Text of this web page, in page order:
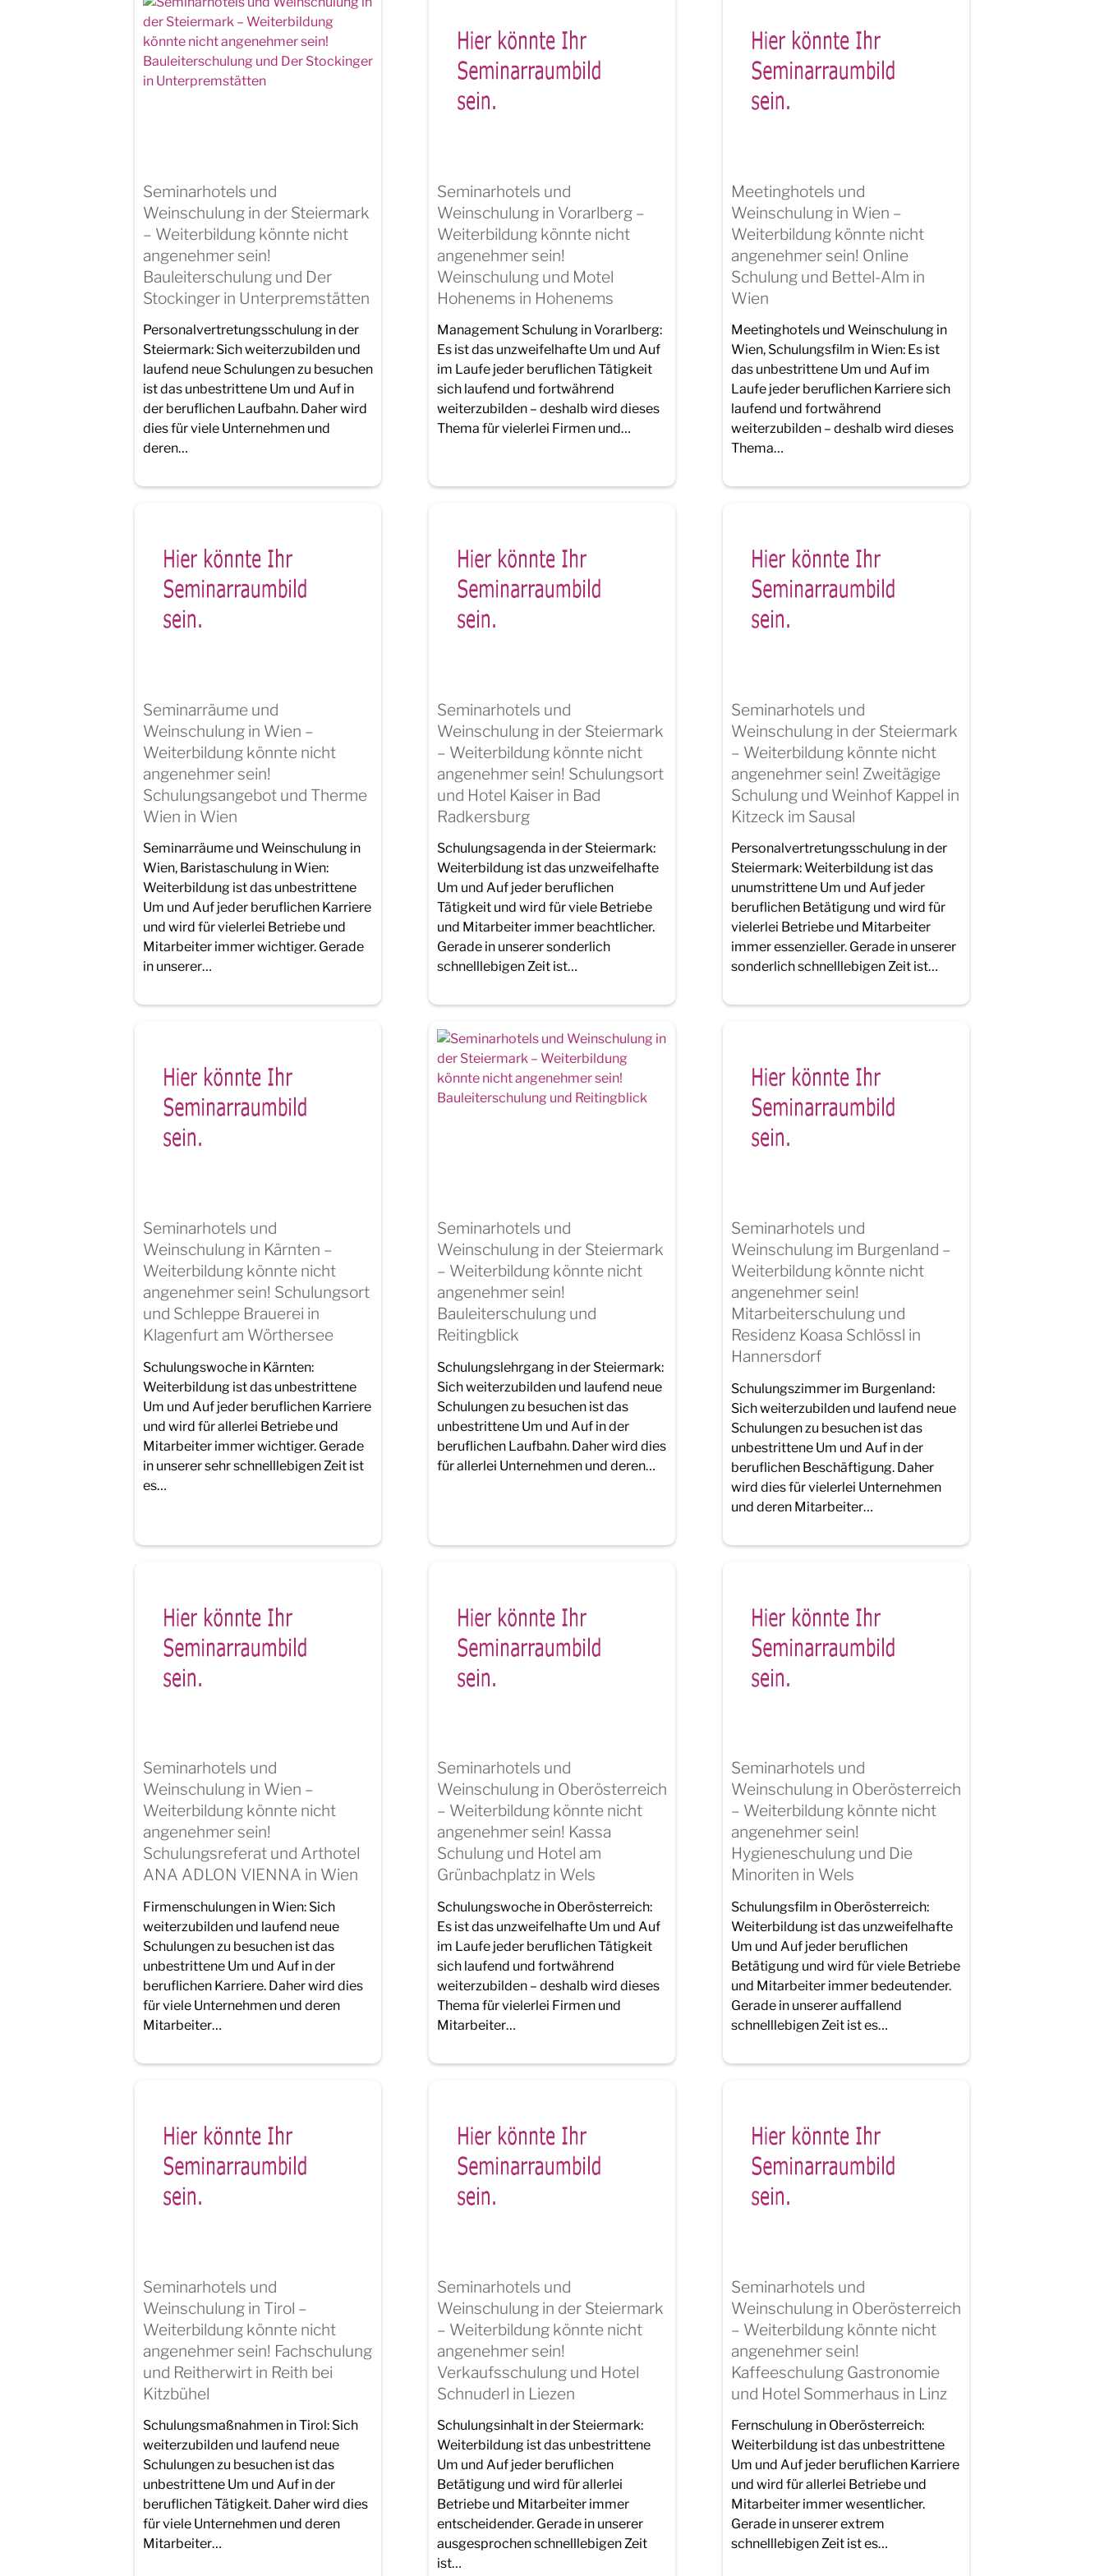
Seminarhotels und
Weinschulung in der Steiermark
– Weiterbildung könnte nicht
angenehmer sein!
Bauleiterschulung und Der
Stockinger in Unterpremstätten
Personalvertretungsschulung in der
Steiermark: Sich weiterzubilden und
laufend neue Schulungen zu besuchen
ist das unbestrittene Um und Auf in
der beruflichen Laufbahn. Daher wird
dies für viele Unternehmen und
deren…
Seminarhotels und
Weinschulung in Vorarlberg –
Weiterbildung könnte nicht
angenehmer sein!
Weinschulung und Motel
Hohenems in Hohenems
Management Schulung in Vorarlberg:
Es ist das unzweifelhafte Um und Auf
im Laufe jeder beruflichen Tätigkeit
sich laufend und fortwährend
weiterzubilden – deshalb wird dieses
Thema für vielerlei Firmen und…
Meetinghotels und
Weinschulung in Wien –
Weiterbildung könnte nicht
angenehmer sein! Online
Schulung und Bettel-Alm in
Wien
Meetinghotels und Weinschulung in
Wien, Schulungsfilm in Wien: Es ist
das unbestrittene Um und Auf im
Laufe jeder beruflichen Karriere sich
laufend und fortwährend
weiterzubilden – deshalb wird dieses
Thema…
Seminarräume und
Weinschulung in Wien –
Weiterbildung könnte nicht
angenehmer sein!
Schulungsangebot und Therme
Wien in Wien
Seminarräume und Weinschulung in
Wien, Baristaschulung in Wien:
Weiterbildung ist das unbestrittene
Um und Auf jeder beruflichen Karriere
und wird für vielerlei Betriebe und
Mitarbeiter immer wichtiger. Gerade
in unserer…
Seminarhotels und
Weinschulung in der Steiermark
– Weiterbildung könnte nicht
angenehmer sein! Schulungsort
und Hotel Kaiser in Bad
Radkersburg
Schulungsagenda in der Steiermark:
Weiterbildung ist das unzweifelhafte
Um und Auf jeder beruflichen
Tätigkeit und wird für viele Betriebe
und Mitarbeiter immer beachtlicher.
Gerade in unserer sonderlich
schnelllebigen Zeit ist…
Seminarhotels und
Weinschulung in der Steiermark
– Weiterbildung könnte nicht
angenehmer sein! Zweitägige
Schulung und Weinhof Kappel in
Kitzeck im Sausal
Personalvertretungsschulung in der
Steiermark: Weiterbildung ist das
unumstrittene Um und Auf jeder
beruflichen Betätigung und wird für
vielerlei Betriebe und Mitarbeiter
immer essenzieller. Gerade in unserer
sonderlich schnelllebigen Zeit ist…
Seminarhotels und
Weinschulung in Kärnten –
Weiterbildung könnte nicht
angenehmer sein! Schulungsort
und Schleppe Brauerei in
Klagenfurt am Wörthersee
Schulungswoche in Kärnten:
Weiterbildung ist das unbestrittene
Um und Auf jeder beruflichen Karriere
und wird für allerlei Betriebe und
Mitarbeiter immer wichtiger. Gerade
in unserer sehr schnelllebigen Zeit ist
es…
Seminarhotels und
Weinschulung in der Steiermark
– Weiterbildung könnte nicht
angenehmer sein!
Bauleiterschulung und
Reitingblick
Schulungslehrgang in der Steiermark:
Sich weiterzubilden und laufend neue
Schulungen zu besuchen ist das
unbestrittene Um und Auf in der
beruflichen Laufbahn. Daher wird dies
für allerlei Unternehmen und deren…
Seminarhotels und
Weinschulung im Burgenland –
Weiterbildung könnte nicht
angenehmer sein!
Mitarbeiterschulung und
Residenz Koasa Schlössl in
Hannersdorf
Schulungszimmer im Burgenland:
Sich weiterzubilden und laufend neue
Schulungen zu besuchen ist das
unbestrittene Um und Auf in der
beruflichen Beschäftigung. Daher
wird dies für vielerlei Unternehmen
und deren Mitarbeiter…
Seminarhotels und
Weinschulung in Wien –
Weiterbildung könnte nicht
angenehmer sein!
Schulungsreferat und Arthotel
ANA ADLON VIENNA in Wien
Firmenschulungen in Wien: Sich
weiterzubilden und laufend neue
Schulungen zu besuchen ist das
unbestrittene Um und Auf in der
beruflichen Karriere. Daher wird dies
für viele Unternehmen und deren
Mitarbeiter…
Seminarhotels und
Weinschulung in Oberösterreich
– Weiterbildung könnte nicht
angenehmer sein! Kassa
Schulung und Hotel am
Grünbachplatz in Wels
Schulungswoche in Oberösterreich:
Es ist das unzweifelhafte Um und Auf
im Laufe jeder beruflichen Tätigkeit
sich laufend und fortwährend
weiterzubilden – deshalb wird dieses
Thema für vielerlei Firmen und
Mitarbeiter…
Seminarhotels und
Weinschulung in Oberösterreich
– Weiterbildung könnte nicht
angenehmer sein!
Hygieneschulung und Die
Minoriten in Wels
Schulungsfilm in Oberösterreich:
Weiterbildung ist das unzweifelhafte
Um und Auf jeder beruflichen
Betätigung und wird für viele Betriebe
und Mitarbeiter immer bedeutender.
Gerade in unserer auffallend
schnelllebigen Zeit ist es…
Seminarhotels und
Weinschulung in Tirol –
Weiterbildung könnte nicht
angenehmer sein! Fachschulung
und Reitherwirt in Reith bei
Kitzbühel
Schulungsmaßnahmen in Tirol: Sich
weiterzubilden und laufend neue
Schulungen zu besuchen ist das
unbestrittene Um und Auf in der
beruflichen Tätigkeit. Daher wird dies
für viele Unternehmen und deren
Mitarbeiter…
Seminarhotels und
Weinschulung in der Steiermark
– Weiterbildung könnte nicht
angenehmer sein!
Verkaufsschulung und Hotel
Schnuderl in Liezen
Schulungsinhalt in der Steiermark:
Weiterbildung ist das unbestrittene
Um und Auf jeder beruflichen
Betätigung und wird für allerlei
Betriebe und Mitarbeiter immer
entscheidender. Gerade in unserer
ausgesprochen schnelllebigen Zeit
ist…
Seminarhotels und
Weinschulung in Oberösterreich
– Weiterbildung könnte nicht
angenehmer sein!
Kaffeeschulung Gastronomie
und Hotel Sommerhaus in Linz
Fernschulung in Oberösterreich:
Weiterbildung ist das unbestrittene
Um und Auf jeder beruflichen Karriere
und wird für allerlei Betriebe und
Mitarbeiter immer wesentlicher.
Gerade in unserer extrem
schnelllebigen Zeit ist es…